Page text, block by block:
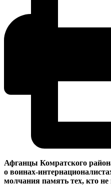
Афганцы Комратского
о воинах-
молчания память тех, кто